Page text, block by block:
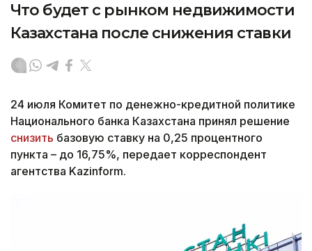
Что будет с рынком недвижимости
Казахстана после снижения ставки
24 июля Комитет по денежно-кредитной политике
Национального банка Казахстана принял решение
снизить базовую ставку на 0,25 процентного
пункта – до 16,75%, передает корреспондент
агентства Kazinform.